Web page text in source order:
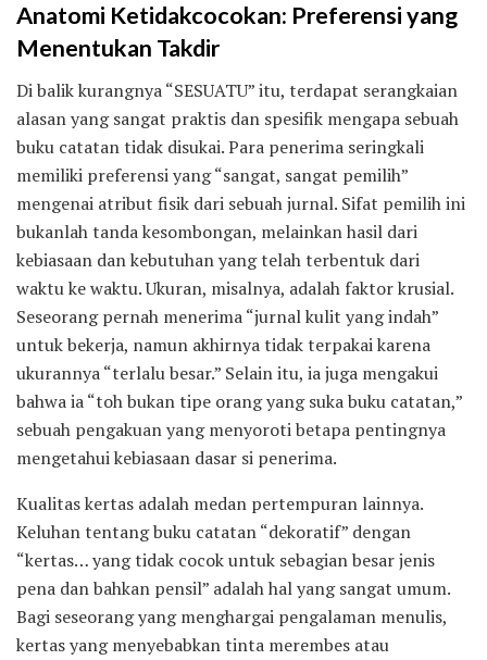
Anatomi Ketidakcocokan: Preferensi yang
Menentukan Takdir
Di balik kurangnya “SESUATU” itu, terdapat serangkaian
alasan yang sangat praktis dan spesifik mengapa sebuah
buku catatan tidak disukai. Para penerima seringkali
memiliki preferensi yang “sangat, sangat pemilih”
mengenai atribut fisik dari sebuah jurnal. Sifat pemilih ini
bukanlah tanda kesombongan, melainkan hasil dari
kebiasaan dan kebutuhan yang telah terbentuk dari
waktu ke waktu. Ukuran, misalnya, adalah faktor krusial.
Seseorang pernah menerima “jurnal kulit yang indah”
untuk bekerja, namun akhirnya tidak terpakai karena
ukurannya “terlalu besar.” Selain itu, ia juga mengakui
bahwa ia “toh bukan tipe orang yang suka buku catatan,”
sebuah pengakuan yang menyoroti betapa pentingnya
mengetahui kebiasaan dasar si penerima.
Kualitas kertas adalah medan pertempuran lainnya.
Keluhan tentang buku catatan “dekoratif” dengan
“kertas… yang tidak cocok untuk sebagian besar jenis
pena dan bahkan pensil” adalah hal yang sangat umum.
Bagi seseorang yang menghargai pengalaman menulis,
kertas yang menyebabkan tinta merembes atau